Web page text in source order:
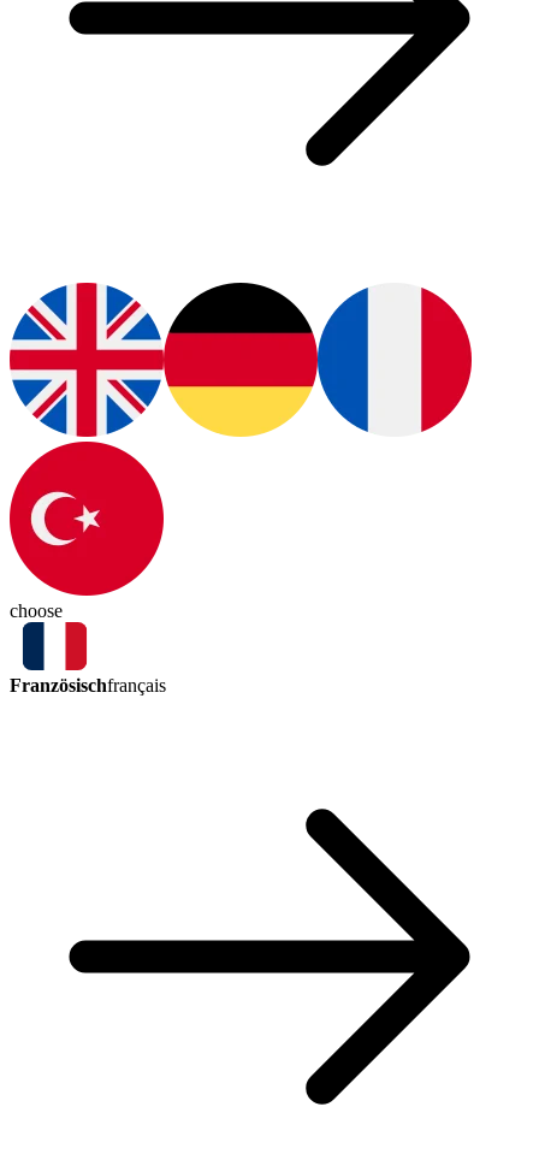
choose
Französischfrançais